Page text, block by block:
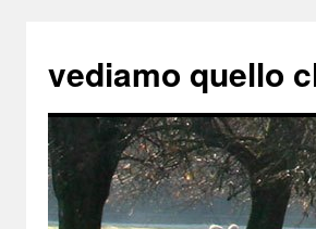
vediamo quello